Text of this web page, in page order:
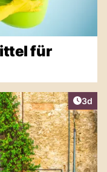
für
3d